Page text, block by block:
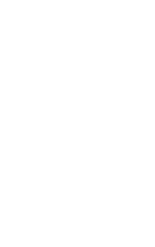
όσοι